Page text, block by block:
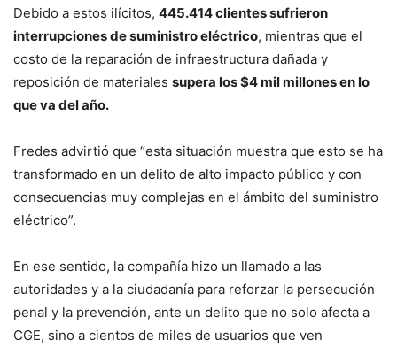
Debido a estos ilícitos, 445.414 clientes sufrieron
interrupciones de suministro eléctrico, mientras que el
costo de la reparación de infraestructura dañada y
reposición de materiales supera los $4 mil millones en lo
que va del año.
Fredes advirtió que “esta situación muestra que esto se ha
transformado en un delito de alto impacto público y con
consecuencias muy complejas en el ámbito del suministro
eléctrico”.
En ese sentido, la compañía hizo un llamado a las
autoridades y a la ciudadanía para reforzar la persecución
penal y la prevención, ante un delito que no solo afecta a
CGE, sino a cientos de miles de usuarios que ven